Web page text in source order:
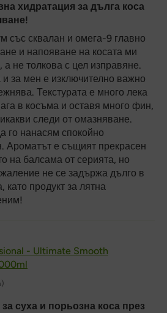
хидратация за дълга коса
със сквалан и омега-9 главно
и напояване на косата ми
а не толкова с цел изправяне.
за мен е изключително важно
Текстурата е много лека
в косъма и оставя много фин,
следи от омазняване.
го нанасям спокойно
Ароматът е същият прекрасен
на балсама от серията, но
не се задържа дълго в
като продукт за лятна
- Ultimate Smooth
суха и порьозна коса през